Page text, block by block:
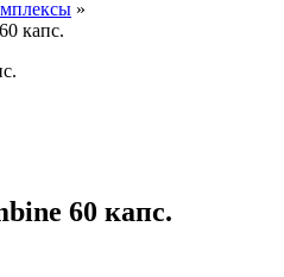
»
капс.
60 капс.